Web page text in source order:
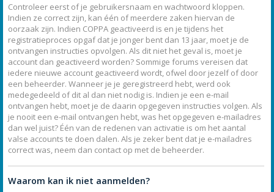
Controleer eerst of je gebruikersnaam en wachtwoord kloppen.
Indien ze correct zijn, kan één of meerdere zaken hiervan de
oorzaak zijn. Indien COPPA geactiveerd is en je tijdens het
registratieproces opgaf dat je jonger bent dan 13 jaar, moet je de
ontvangen instructies opvolgen. Als dit niet het geval is, moet je
account dan geactiveerd worden? Sommige forums vereisen dat
iedere nieuwe account geactiveerd wordt, ofwel door jezelf of door
een beheerder. Wanneer je je geregistreerd hebt, werd ook
medegedeeld of dit al dan niet nodig is. Indien je een e-mail
ontvangen hebt, moet je de daarin opgegeven instructies volgen. Als
je nooit een e-mail ontvangen hebt, was het opgegeven e-mailadres
dan wel juist? Één van de redenen van activatie is om het aantal
valse accounts te doen dalen. Als je zeker bent dat je e-mailadres
correct was, neem dan contact op met de beheerder.
Waarom kan ik niet aanmelden?